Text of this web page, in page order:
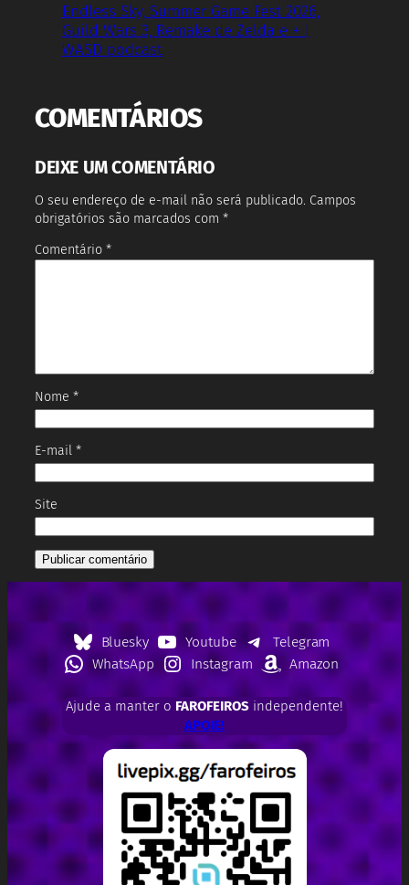
Endless Sky, Summer Game Fest 2026,
Guild Wars 3, Remake de Zelda e + |
WASD podcast
COMENTÁRIOS
DEIXE UM COMENTÁRIO
O seu endereço de e-mail não será publicado. Campos
obrigatórios são marcados com *
Comentário *
Nome *
E-mail *
Site
Bluesky Youtube
Telegram
WhatsApp
Instagram Amazon
Ajude a manter o FAROFEIROSindependente!
APOIE!